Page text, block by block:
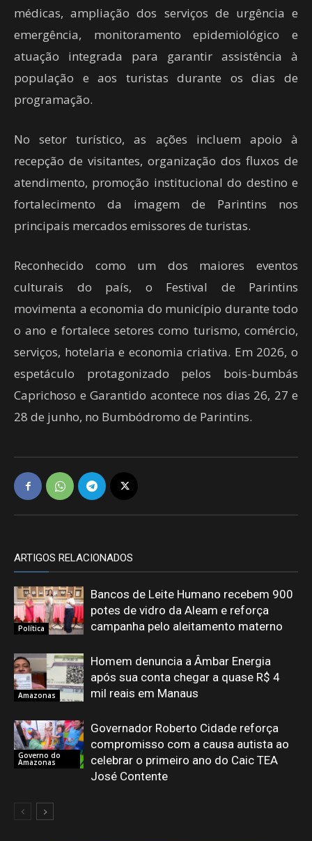
médicas, ampliação dos serviços de urgência e
emergência, monitoramento epidemiológico e
atuação integrada para garantir assistência à
população e aos turistas durante os dias de
programação.
No setor turístico, as ações incluem apoio à
recepção de visitantes, organização dos fluxos de
atendimento, promoção institucional do destino e
fortalecimento da imagem de Parintins nos
principais mercados emissores de turistas.
Reconhecido como um dos maiores eventos
culturais do país, o Festival de Parintins
movimenta a economia do município durante todo
o ano e fortalece setores como turismo, comércio,
serviços, hotelaria e economia criativa. Em 2026, o
espetáculo protagonizado pelos bois-bumbás
Caprichoso e Garantido acontece nos dias 26, 27 e
28 de junho, no Bumbódromo de Parintins.
ARTIGOS RELACIONADOS
Política
Bancos de Leite Humano recebem 900
potes de vidro da Aleam e reforça
campanha pelo aleitamento materno
Amazonas
Homem denuncia a Âmbar Energia
após sua conta chegar a quase R$ 4
mil reais em Manaus
Governo do
Amazonas
Governador Roberto Cidade reforça
compromisso com a causa autista ao
celebrar o primeiro ano do Caic TEA
José Contente